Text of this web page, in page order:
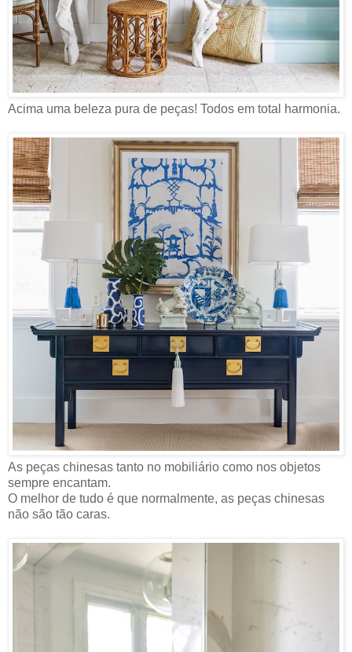
Acima uma beleza pura de peças! Todos em total harmonia.
As peças chinesas tanto no mobiliário como nos objetos
sempre encantam.
O melhor de tudo é que normalmente, as peças chinesas
não são tão caras.